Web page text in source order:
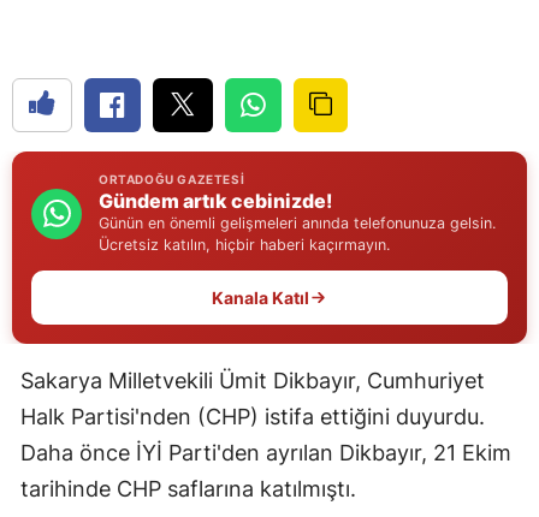
Edirne
Erzincan
Erzurum
Gaziantep
Giresun
Gümüşhane
ORTADOĞU GAZETESI
Gündem artık cebinizde!
Günün en önemli gelişmeleri anında telefonunuza gelsin.
Ücretsiz katılın, hiçbir haberi kaçırmayın.
Kanala Katıl
Sakarya Milletvekili Ümit Dikbayır, Cumhuriyet
Halk Partisi'nden (CHP) istifa ettiğini duyurdu.
Daha önce İYİ Parti'den ayrılan Dikbayır, 21 Ekim
tarihinde CHP saflarına katılmıştı.